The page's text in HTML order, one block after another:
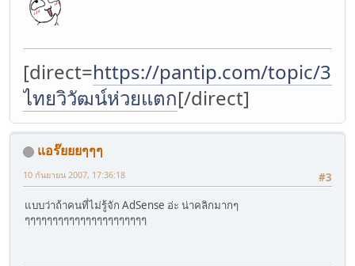
[direct=https://pantip.com/topic/
ไทยวิวัฒน์ห่วยแตก[/direct]
แอร๊ยยยๆๆๆ
#3
10 กันยายน 2007, 17:36:18
แบบว่าถ้าคนที่ไม่รู้จัก AdSense อ่ะ น่าคลิกมากๆ
ๆๆๆๆๆๆๆๆๆๆๆๆๆๆๆๆๆๆๆๆๆๆ